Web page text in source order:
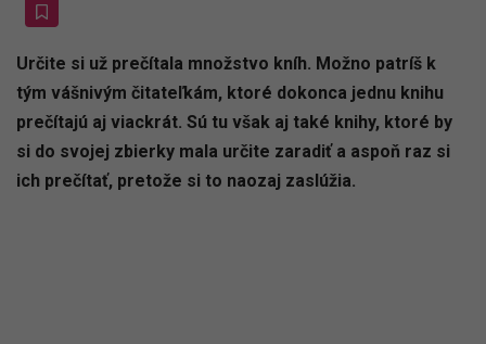
Určite si už prečítala množstvo kníh. Možno patríš k
tým vášnivým čitateľkám, ktoré dokonca jednu knihu
prečítajú aj viackrát. Sú tu však aj také knihy, ktoré by
si do svojej zbierky mala určite zaradiť a aspoň raz si
ich prečítať, pretože si to naozaj zaslúžia.